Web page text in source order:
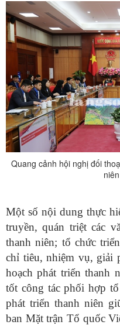
Quang cảnh hội nghị đối
Một số nội dung thực
truyền, quán triệt các
thanh niên; tổ chức
chỉ tiêu, nhiệm vụ, giải
hoạch phát triển thanh
tốt công tác phối hợp
phát triển thanh niên
ban Mặt trận Tổ quốc